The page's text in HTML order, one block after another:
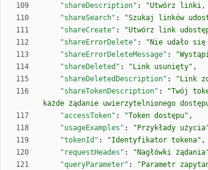
"shareDescription" : "Utwórz linki,
"shareSearch" : "Szukaj linków
"shareCreate" : "Utwórz link
"shareErrorDelete" : "Nie udało
"shareErrorDeleteMessage" :
"shareDeleted" : "Link usunięty" ,
"shareDeletedDescription" : "Link
"shareTokenDescription" :
"Twój
każde żądanie uwierzytelnionego
"accessToken" : "Token dostępu" ,
"usageExamples" : "Przykłady
"tokenId" : "Identyfikator tokena" ,
"requestHeades" : "Nagłówki
"queryParameter" : "Parametr